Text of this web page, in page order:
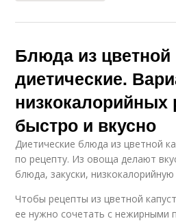
Блюда из цветной
диетические.
низкокалорийных
быстро и вкусно
Диетические блюда из цветной
по рецепту. Из овоща делают
блюда, закуски,
Чтобы рецепты из цветной
ее нужно сочетать с нежирными